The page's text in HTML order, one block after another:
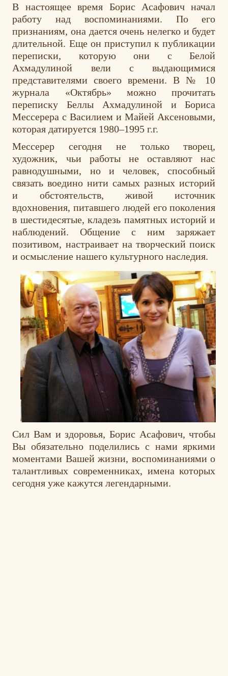
В настоящее время Борис Асафович начал
работу над воспоминаниями. По его
признаниям, она дается очень нелегко и будет
длительной. Еще он приступил к публикации
переписки, которую они с Белой
Ахмадулиной вели с выдающимися
представителями своего времени. В № 10
журнала «Октябрь» можно прочитать
переписку Беллы Ахмадулиной и Бориса
Мессерера с Василием и Майей Аксеновыми,
которая датируется 1980–1995 г.г.
Мессерер сегодня не только творец,
художник, чьи работы не оставляют нас
равнодушными, но и человек, способный
связать воедино нити самых разных историй
и обстоятельств, живой источник
вдохновения, питавшего людей его поколения
в шестидесятые, кладезь памятных историй и
наблюдений. Общение с ним заряжает
позитивом, настраивает на творческий поиск
и осмысление нашего культурного наследия.
Сил Вам и здоровья, Борис Асафович, чтобы
Вы обязательно поделились с нами яркими
моментами Вашей жизни, воспоминаниями о
талантливых современниках, имена которых
сегодня уже кажутся легендарными.